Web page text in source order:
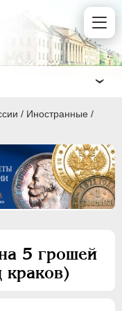
/ Иностранные /
5 грошей
краков)